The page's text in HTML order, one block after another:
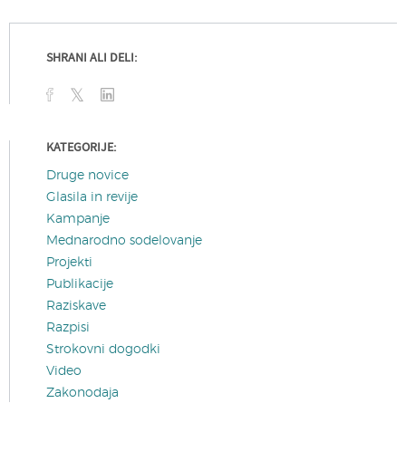
SHRANI ALI DELI:
KATEGORIJE:
Druge novice
Glasila in revije
Kampanje
Mednarodno sodelovanje
Projekti
Publikacije
Raziskave
Razpisi
Strokovni dogodki
Video
Zakonodaja